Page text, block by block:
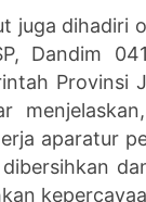
juga dihadiri
Dandim
Provinsi
aparatur